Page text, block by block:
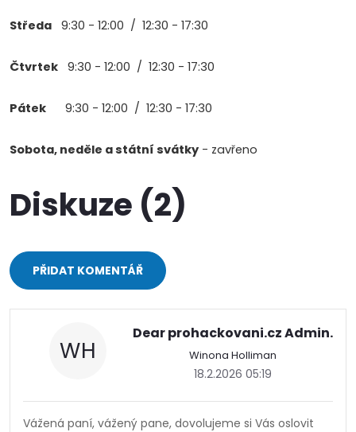
Středa 9:30 - 12:00 / 12:30 - 17:30
Čtvrtek 9:30 - 12:00 / 12:30 - 17:30
Pátek 9:30 - 12:00 / 12:30 - 17:30
Sobota, neděle a státní svátky - zavřeno
Diskuze (2)
PŘIDAT KOMENTÁŘ
V
WH
Dear prohackovani.cz Admin.
Winona Holliman
18.2.2026 05:19
Vážená paní, vážený pane, dovolujeme si Vás oslovit